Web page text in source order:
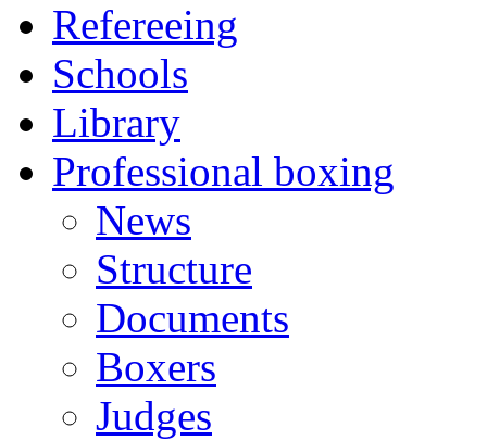
Refereeing
Schools
Library
Professional boxing
News
Structure
Documents
Boxers
Judges